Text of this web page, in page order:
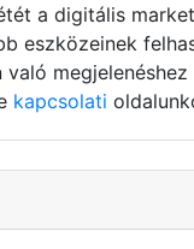
a digitális
eszközeinek
való megjelenéshez
kapcsolati